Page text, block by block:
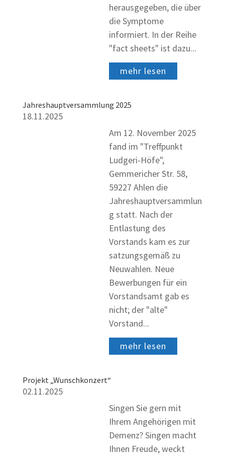
herausgegeben, die über
die Symptome
informiert. In der Reihe
"fact sheets" ist dazu...
mehr lesen
Jahreshauptversammlung 2025
18.11.2025
Am 12. November 2025
fand im "Treffpunkt
Ludgeri-Höfe",
Gemmericher Str. 58,
59227 Ahlen die
Jahreshauptversammlun
g statt. Nach der
Entlastung des
Vorstands kam es zur
satzungsgemäß zu
Neuwahlen. Neue
Bewerbungen für ein
Vorstandsamt gab es
nicht; der "alte"
Vorstand...
mehr lesen
Projekt „Wunschkonzert“
02.11.2025
Singen Sie gern mit
Ihrem Angehörigen mit
Demenz? Singen macht
Ihnen Freude, weckt